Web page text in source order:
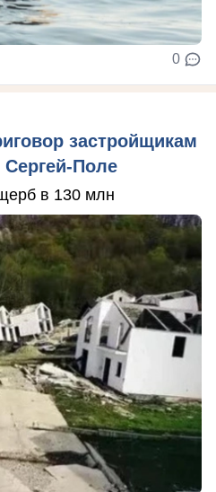
0
застройщикам
Поле
в 130 млн